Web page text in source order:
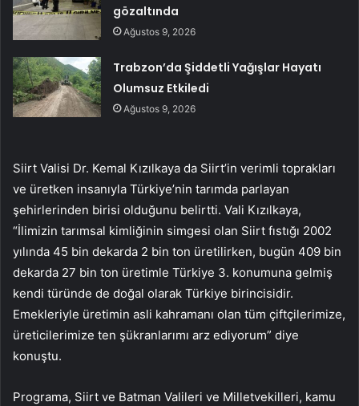
gözaltında
Ağustos 9, 2026
Trabzon’da Şiddetli Yağışlar Hayatı
Olumsuz Etkiledi
Ağustos 9, 2026
Siirt Valisi Dr. Kemal Kızılkaya da Siirt’in verimli toprakları
ve üretken insanıyla Türkiye’nin tarımda parlayan
şehirlerinden birisi olduğunu belirtti. Vali Kızılkaya,
“İlimizin tarımsal kimliğinin simgesi olan Siirt fıstığı 2002
yılında 45 bin dekarda 2 bin ton üretilirken, bugün 409 bin
dekarda 27 bin ton üretimle Türkiye 3. konumuna gelmiş
kendi türünde de doğal olarak Türkiye birincisidir.
Emekleriyle üretimin asli kahramanı olan tüm çiftçilerimize,
üreticilerimize ten şükranlarımı arz ediyorum” diye
konuştu.
Programa, Siirt ve Batman Valileri ve Milletvekilleri, kamu